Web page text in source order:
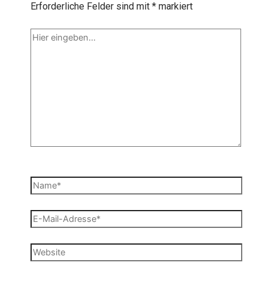
Erforderliche Felder sind mit *markiert
Hier
Name*
E-
Adresse*
Website